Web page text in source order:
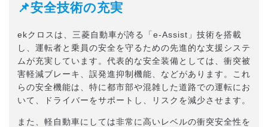
📌安全技術の充実
ekクロスは、三菱自動車が誇る「e-Assist」技術を搭載
し、運転者と乗員の安全を守るための先進的な支援システ
ムが充実しています。代表的な安全装備としては、衝突被
害軽減ブレーキ、誤発進抑制機能、などがあります。これ
らの安全機能は、特に都市部や混雑した道路での運転にお
いて、ドライバーをサポートし、リスクを減少させます。
また、軽自動車にしては非常に高いレベルの衝突安全性を